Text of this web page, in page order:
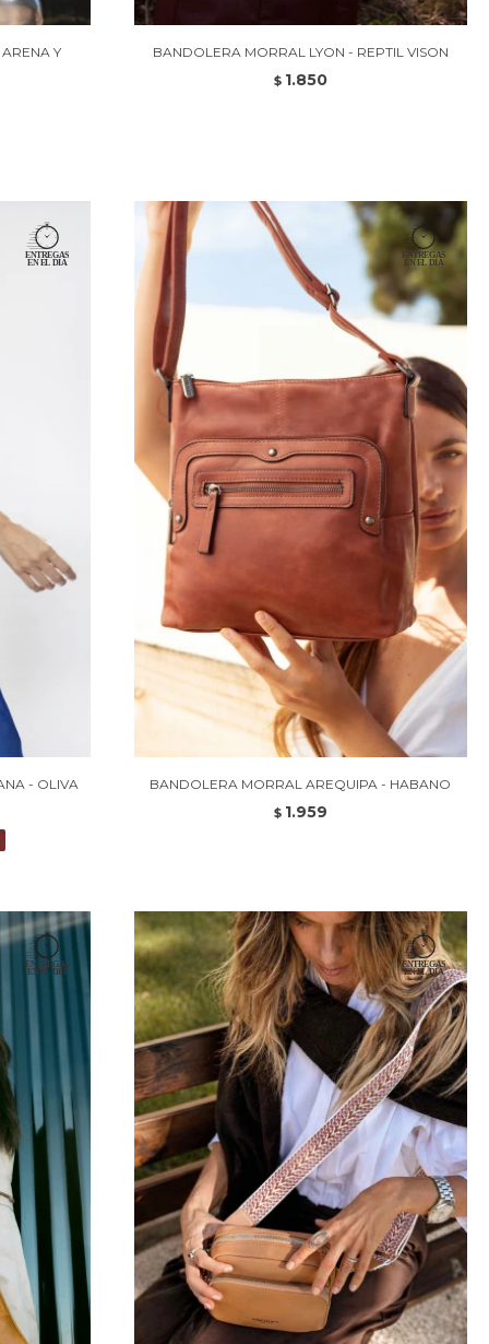
Y BANDOLERA MORRAL LYON - REPTIL VISON
$ 1.850
- OLIVA BANDOLERA MORRAL AREQUIPA - HABANO
$ 1.959